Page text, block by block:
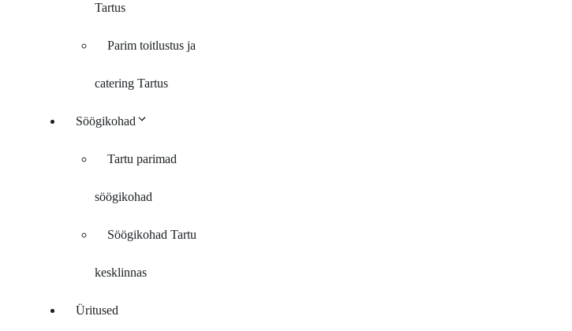
Tartus
Parim toitlustus ja
catering Tartus
Söögikohad
Tartu parimad
söögikohad
Söögikohad Tartu
kesklinnas
Üritused